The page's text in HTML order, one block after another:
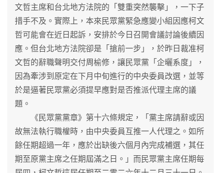
文哲主席和台北地方法院的「雙重突然襲擊」，一下子
措手不及。實際上，本來民眾黨緊急應變小組因應柯文
哲可能會在近日起訴，安排於今日召開會議討論後續因
應。但台北地方法院卻是「搶前一步」，於昨日裁准柯
文哲的辭職聲明交付周榆修，讓民眾黨「企曬系度」，
因為牽涉到原定在下月中旬進行的中央委員改選，並等
於是逼著民眾黨必須提早應對是否推派代理主席的議
題。
《民眾黨黨章》第十六條規定，「黨主席請辭或因
故無法執行職權時，由中央委員互推一人代理之。如所
餘任期超過一年，應於出缺後六個月內完成補選，其任
期至原黨主席之任期屆滿之日。」而民眾黨主席任期每